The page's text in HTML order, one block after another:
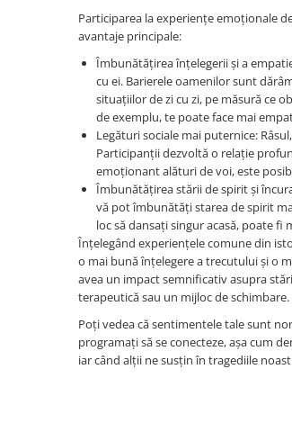
Participarea la experiențe emoționale
avantaje principale:
Îmbunătățirea înțelegerii și a
cu ei. Barierele oamenilor sunt
situațiilor de zi cu zi, pe măsură ce
de exemplu, te poate face mai
Legături sociale mai puternice:
Participanții dezvoltă o relație
emoționant alături de voi, este
Îmbunătățirea stării de spirit și
vă pot îmbunătăți starea de spirit
loc să dansați singur acasă, poate fi
Înțelegând experiențele comune din
o mai bună înțelegere a trecutului și o
avea un impact semnificativ asupra
terapeutică sau un mijloc de schimbare.
Poți vedea că sentimentele tale sunt
programați să se conecteze, așa cum
iar când alții ne susțin în tragediile